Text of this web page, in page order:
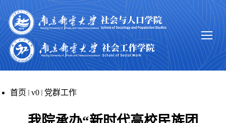
首页 v0 党群工作